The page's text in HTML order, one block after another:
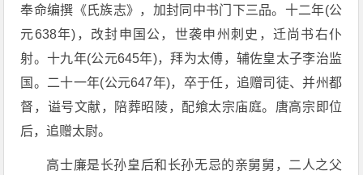
奉命编撰《氏族志》，加封同中书门下三品。十二年(公
元638年)，改封申国公，世袭申州刺史，迁尚书右仆
射。十九年(公元645年)，拜为太傅，辅佐皇太子李治监
国。二十一年(公元647年)，卒于任，追赠司徒、并州都
督，谥号文献，陪葬昭陵，配飨太宗庙庭。唐高宗即位
后，追赠太尉。
高士廉是长孙皇后和长孙无忌的亲舅舅，二人之父